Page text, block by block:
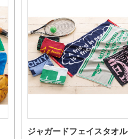
ジャガードフェイスタオル